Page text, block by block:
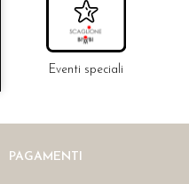
Eventi speciali
PAGAMENTI